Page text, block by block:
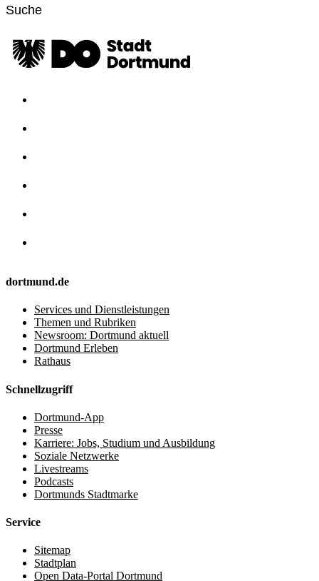
dortmund.de
Services und Dienstleistungen
Themen und Rubriken
Newsroom: Dortmund aktuell
Dortmund Erleben
Rathaus
Schnellzugriff
Dortmund-App
Presse
Karriere: Jobs, Studium und Ausbildung
Soziale Netzwerke
Livestreams
Podcasts
Dortmunds Stadtmarke
Service
Sitemap
Stadtplan
Open Data-Portal Dortmund